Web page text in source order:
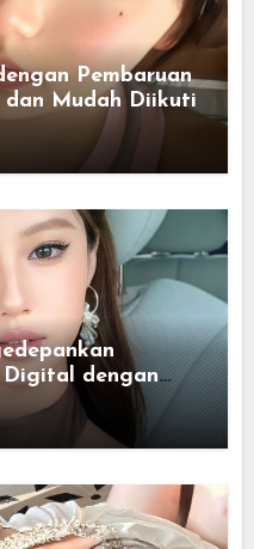
Pembaruan
Mudah Diikuti
Digital dengan